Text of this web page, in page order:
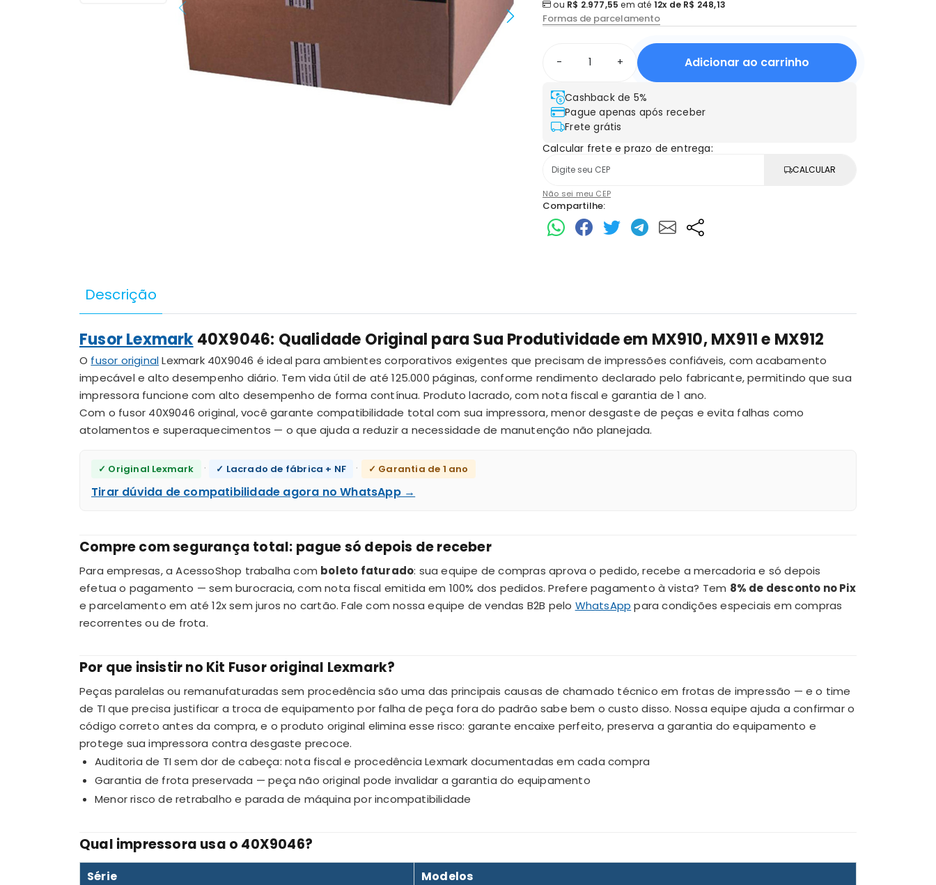
ou R$ 2.977,55 em até 12x de R$ 248,13
Formas de parcelamento
- + Adicionar ao carrinho
Cashback de 5%
Pague apenas após receber
Frete grátis
Calcular frete e prazo de entrega:
CALCULAR
Não sei meu CEP
Compartilhe:
Descrição
Fusor Lexmark 40X9046: Qualidade Original para Sua Produtividade em MX910, MX911 e MX912
O fusor originalLexmark 40X9046 é ideal para ambientes corporativos exigentes que precisam de impressões confiáveis, com acabamento
impecável e alto desempenho diário. Tem vida útil de até 125.000 páginas, conforme rendimento declarado pelo fabricante, permitindo que sua
impressora funcione com alto desempenho de forma contínua. Produto lacrado, com nota fiscal e garantia de 1 ano.
Com o fusor 40X9046 original, você garante compatibilidade total com sua impressora, menor desgaste de peças e evita falhas como
atolamentos e superaquecimentos — o que ajuda a reduzir a necessidade de manutenção não planejada.
✓ Original Lexmark · ✓ Lacrado de fábrica + NF · ✓ Garantia de 1 ano
Tirar dúvida de compatibilidade agora no WhatsApp →
Compre com segurança total: pague só depois de receber
Para empresas, a AcessoShop trabalha com boleto faturado: sua equipe de compras aprova o pedido, recebe a mercadoria e só depois
efetua o pagamento — sem burocracia, com nota fiscal emitida em 100% dos pedidos. Prefere pagamento à vista? Tem 8% de desconto no Pix
e parcelamento em até 12x sem juros no cartão. Fale com nossa equipe de vendas B2B pelo WhatsApp para condições especiais em compras
recorrentes ou de frota.
Por que insistir no Kit Fusor original Lexmark?
Peças paralelas ou remanufaturadas sem procedência são uma das principais causas de chamado técnico em frotas de impressão — e o time
de TI que precisa justificar a troca de equipamento por falha de peça fora do padrão sabe bem o custo disso. Nossa equipe ajuda a confirmar o
código correto antes da compra, e o produto original elimina esse risco: garante encaixe perfeito, preserva a garantia do equipamento e
protege sua impressora contra desgaste precoce.
Auditoria de TI sem dor de cabeça: nota fiscal e procedência Lexmark documentadas em cada compra
Garantia de frota preservada — peça não original pode invalidar a garantia do equipamento
Menor risco de retrabalho e parada de máquina por incompatibilidade
Qual impressora usa o 40X9046?
Série Modelos